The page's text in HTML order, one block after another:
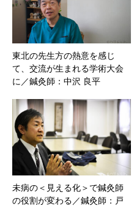
東北の先生方の熱意を感じ
て、交流が生まれる学術大会
に／鍼灸師：中沢 良平
未病の＜見える化＞で鍼灸師
の役割が変わる／鍼灸師：戸